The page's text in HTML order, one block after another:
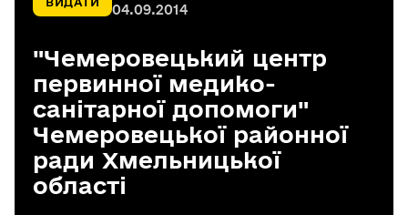
04.09.2014
"Чемеровецький центр
первинної медико-
санітарної допомоги"
Чемеровецької районної
ради Хмельницької
області